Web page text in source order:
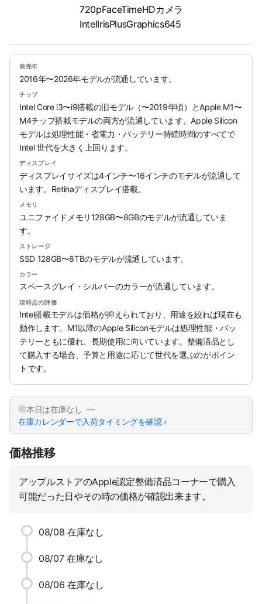
720pFaceTimeHDカメラ
IntelIrisPlusGraphics645
発売年
2016年〜2026年モデルが流通しています。
チップ
Intel Core i3〜i9搭載の旧モデル（〜2019年頃）とApple M1〜
M4チップ搭載モデルの両方が流通しています。Apple Silicon
モデルは処理性能・省電力・バッテリー持続時間のすべてで
Intel 世代を大きく上回ります。
ディスプレイ
ディスプレイサイズは4インチ〜16インチのモデルが流通して
います。Retinaディスプレイ搭載。
メモリ
ユニファイドメモリ128GB〜8GBのモデルが流通していま
す。
ストレージ
SSD 128GB〜8TBのモデルが流通しています。
カラー
スペースグレイ・シルバーのカラーが流通しています。
現時点の評価
Intel搭載モデルは価格が抑えられており、用途を絞れば現在も
動作します。M1以降のApple Siliconモデルは処理性能・バッ
テリーともに優れ、長期使用に向いています。整備済品とし
て購入する場合、予算と用途に応じて世代を選ぶのがポイン
トです。
本日は在庫なし —
在庫カレンダーで入荷タイミングを確認 ›
価格推移
アップルストアのApple認定整備済品コーナーで購入
可能だった日やその時の価格が確認出来ます。
08/08 在庫なし
08/07 在庫なし
08/06 在庫なし